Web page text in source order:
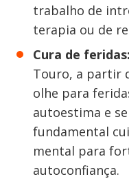
trabalho de
terapia ou de
Cura de feridas:
Touro, a partir
olhe para
autoestima e
fundamental
mental para
autoconfiança.